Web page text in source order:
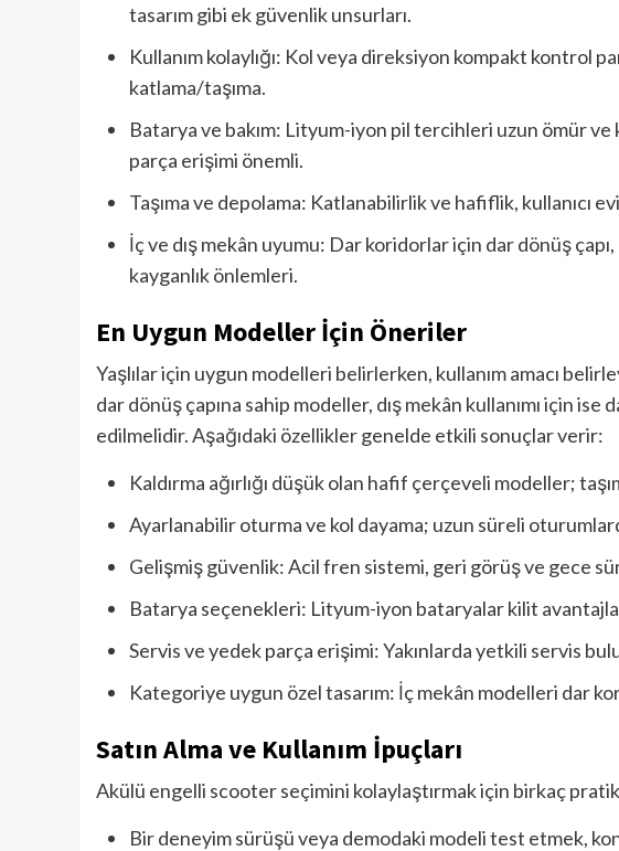
tasarım gibi ek güvenlik unsurları.
Kullanım kolaylığı: Kol veya direksiyon kompakt kontrol
katlama/taşıma.
Batarya ve bakım: Lityum-iyon pil tercihleri uzun ömür ve
parça erişimi önemli.
Taşıma ve depolama: Katlanabilirlik ve hafiflik, kullanıcı
İç ve dış mekân uyumu: Dar koridorlar için dar dönüş
kayganlık önlemleri.
En Uygun Modeller İçin Öneriler
Yaşlılar için uygun modelleri belirlerken, kullanım amacı
dar dönüş çapına sahip modeller, dış mekân kullanımı için ise
edilmelidir. Aşağıdaki özellikler genelde etkili sonuçlar verir:
Kaldırma ağırlığı düşük olan hafif çerçeveli modeller;
Ayarlanabilir oturma ve kol dayama; uzun süreli
Gelişmiş güvenlik: Acil fren sistemi, geri görüş ve gece
Batarya seçenekleri: Lityum-iyon bataryalar kilit
Servis ve yedek parça erişimi: Yakınlarda yetkili servis
Kategoriye uygun özel tasarım: İç mekân modelleri dar
Satın Alma ve Kullanım İpuçları
Akülü engelli scooter seçimini kolaylaştırmak için birkaç
Bir deneyim sürüşü veya demodaki modeli test etmek,